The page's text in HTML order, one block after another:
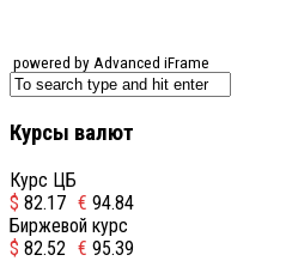
powered by Advanced iFrame
Курсы валют
Курс ЦБ
$ 82.17 € 94.84
Биржевой курс
$ 82.52 € 95.39